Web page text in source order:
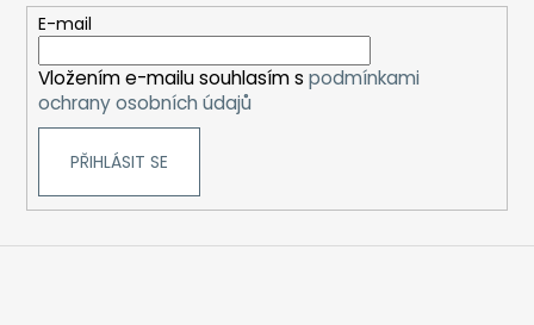
E-mail
Vložením e-mailu souhlasím s podmínkami
ochrany osobních údajů
PŘIHLÁSIT SE